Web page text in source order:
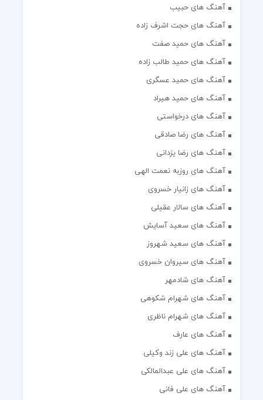
آهنگ های حبیب
آهنگ های حجت اشرف زاده
آهنگ های حمید صفت
آهنگ های حمید طالب زاده
آهنگ های حمید عسگری
آهنگ های حمید هیراد
آهنگ های درخواستی
آهنگ های رضا صادقی
آهنگ های رضا یزدانی
آهنگ های روزبه نعمت الهی
آهنگ های زانیار خسروی
آهنگ های سالار عقیلی
آهنگ های سعید آسایش
آهنگ های سعید شهروز
آهنگ های سیروان خسروی
آهنگ های شادمهر
آهنگ های شهرام شکوهی
آهنگ های شهرام ناظری
آهنگ های عارف
آهنگ های علی زند وکیلی
آهنگ های علی عبدالمالکی
آهنگ های علی فانی